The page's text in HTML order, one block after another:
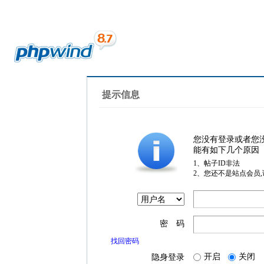
提示信息
您没有登录或者您
能有如下几个原因
1、帖子ID非法
2、您还不是站点会员
密 码
找回密码
隐身登录 开启 关闭